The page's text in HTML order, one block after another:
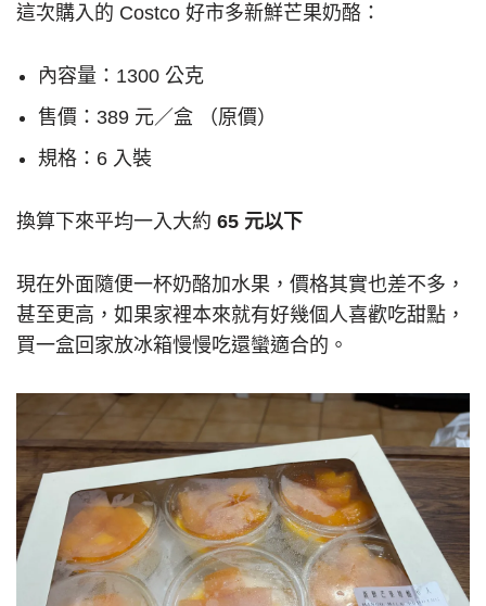
這次購入的 Costco 好市多新鮮芒果奶酪：
內容量：1300 公克
售價：389 元／盒 （原價）
規格：6 入裝
換算下來平均一入大約 65 元以下
現在外面隨便一杯奶酪加水果，價格其實也差不多，
甚至更高，如果家裡本來就有好幾個人喜歡吃甜點，
買一盒回家放冰箱慢慢吃還蠻適合的。